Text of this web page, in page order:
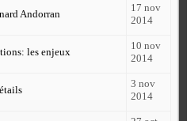
Andorran
17 nov
2014
les enjeux
10 nov
2014
3 nov
2014